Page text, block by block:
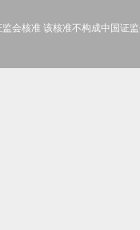
会核准 该核准不构成中国证